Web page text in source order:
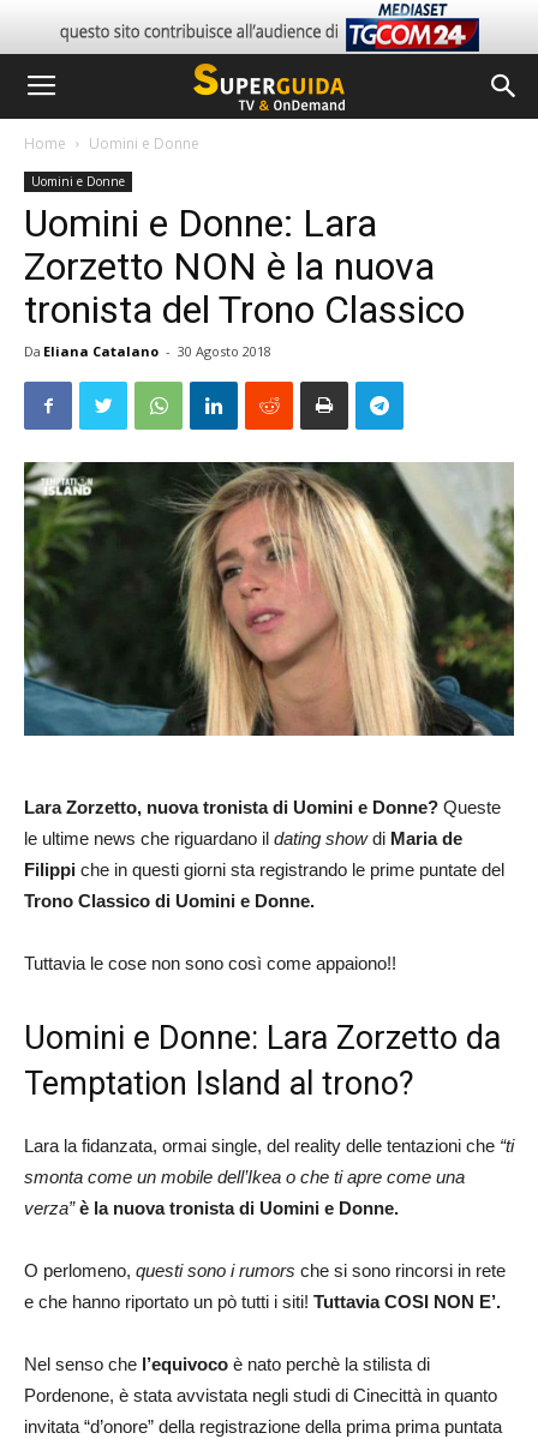
Home Uomini e Donne
Uomini e Donne
Uomini e Donne: Lara
Zorzetto NON è la nuova
tronista del Trono Classico
Da Eliana Catalano - 30 Agosto 2018
Lara Zorzetto, nuova tronista di Uomini e Donne? Queste
le ultime news che riguardano il dating showdi Maria de
Filippi che in questi giorni sta registrando le prime puntate del
Trono Classico di Uomini e Donne.
Tuttavia le cose non sono così come appaiono!!
Uomini e Donne: Lara Zorzetto da
Temptation Island al trono?
Lara la fidanzata, ormai single, del reality delle tentazioni che “ti
smonta come un mobile dell’Ikea o che ti apre come una
verza” è la nuova tronista di Uomini e Donne.
O perlomeno, questi sono i rumors che si sono rincorsi in rete
e che hanno riportato un pò tutti i siti! Tuttavia COSI NON E’.
Nel senso che l’equivoco è nato perchè la stilista di
Pordenone, è stata avvistata negli studi di Cinecittà in quanto
invitata “d’onore” della registrazione della prima prima puntata